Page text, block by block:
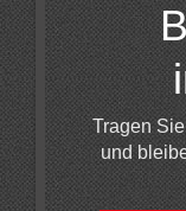
Tragen
und